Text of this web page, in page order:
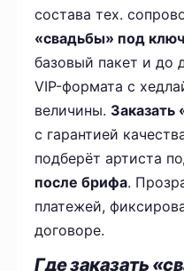
состава тех.
«свадьбы» под ключ
базовый пакет и до
VIP-формата с
величины. Заказать
с гарантией
подберёт артиста
после брифа.
платежей,
договоре.
Где заказать